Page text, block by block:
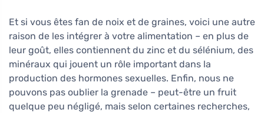
Et si vous êtes fan de noix et de graines, voici une autre
raison de les intégrer à votre alimentation – en plus de
leur goût, elles contiennent du zinc et du sélénium, des
minéraux qui jouent un rôle important dans la
production des hormones sexuelles. Enfin, nous ne
pouvons pas oublier la grenade – peut-être un fruit
quelque peu négligé, mais selon certaines recherches,